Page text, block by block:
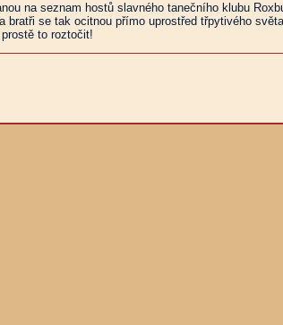
na seznam hostů slavného tanečního klubu
se tak ocitnou přímo uprostřed třpytivého
to roztočit!